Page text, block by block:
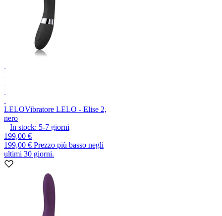
LELOVibratore LELO - Elise 2,
nero
In stock: 5-7 giorni
199,00 €
199,00 € Prezzo più basso negli
ultimi 30 giorni.